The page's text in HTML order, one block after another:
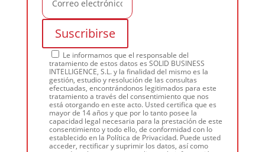
Le informamos que el responsable del
tratamiento de estos datos es SOLID BUSINESS
INTELLIGENCE, S.L. y la finalidad del mismo es la
gestión, estudio y resolución de las consultas
efectuadas, encontrándonos legitimados para este
tratamiento a través del consentimiento que nos
está otorgando en este acto. Usted certifica que es
mayor de 14 años y que por lo tanto posee la
capacidad legal necesaria para la prestación de este
consentimiento y todo ello, de conformidad con lo
establecido en la Política de Privacidad. Puede usted
acceder, rectificar y suprimir los datos, así como